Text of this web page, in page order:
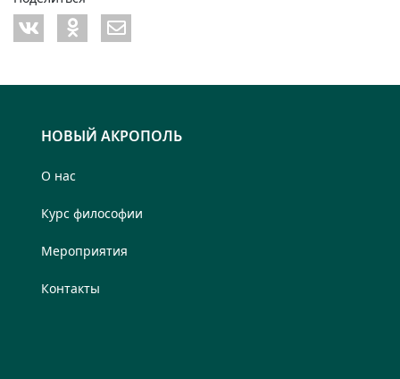
НОВЫЙ АКРОПОЛЬ
О нас
Курс философии
Мероприятия
Контакты